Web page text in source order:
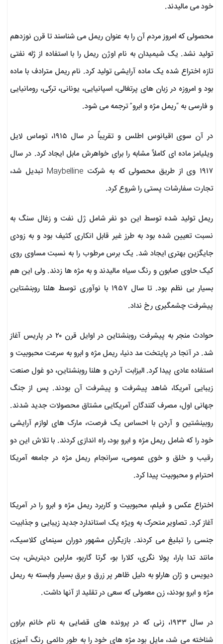
خود می مالیدند.
محصولی که امروز مردم آن را به عنوان ریمل می شناسند تا قرن نوزدهم
تولید نشد. یک شیمیدان به نام اوژن ریمل را با استفاده از ژله نفتی
تازه اختراع شده یک ماده آرایشی تولید کرد. نام ریمل مترادف با ماده
بود و امروزه در زبان های پرتغالی، اسپانیایی، یونانی، ترکی، رومانیایی
و فارسی به “ریمل مژه و ابرو” ترجمه می شود.
در آن سوی اقیانوس اطلس و تقریباً در سال ۱۹۱۵، توماس لایل
ویلیامز ماده ای کاملاً مشابه را برای خواهرش مابل ایجاد کرد. در سال
۱۹۱۷ وی از طریق محصولی که به شرکت Maybelline تبدیل شد،
تجارت سفارشات پستی را شروع کرد.
ریمل تولید شده توسط این دو نفر شامل ژل نفت و زغال سنگ به
نسبت تعیین شده بود به طرز غیر قابل انکاری کثیف بود و به زودی
جایگزین بهتری ایجاد شد. یک برس مرطوب را به نسبت مساوی روی
کیک حاوی صابون و رنگ سیاه مالیدند و به مژه ها زدند. ولی این هم
بسیار بی نظم بود. تا سال ۱۹۵۷ با نوآوری توسط هلنا روبنشتاین
پیشرفت چشمگیری رخ نداد.
حوادث منجر به پیشرفت روبنشتاین در اوایل قرن ۲۰ در پاریس آغاز
شد. در آنجا در پایتخت مد دنیا، ریمل مژه و ابرو به سرعت محبوبیت و
استفاده عادی پیدا کرد. الیزابت آردن و هلنا روبنشتاین، دو غول صنعت
زیبایی آمریکا، شاهد پیشرفت و پیشرفت آن بودند. پس از جنگ
جهانی اول، مصرف کنندگان آمریکایی مشتاق محصولات جدید شدند.
روبینشتین و آردن با احساس یک فرصت، مارک های لوازم آرایشی
خود را که شامل ریمل مژه و ابرو بود، راه اندازی کردند. با تلاش این دو
رقیب و خلق و خوی عمومی، سرانجام ریمل مژه در جامعه آمریکا
احترام و محبوبیت پیدا کرد.
اختراع عکس و فیلم، محبوبیت و کاربرد ریمل مژه و ابرو را در آمریکا
آغاز کرد. تصاویر متحرک به ویژه یک استاندارد جدید زیبایی و جذابیت
جنسی را تبلیغ می کردند. بازیگران مشهور دوران سینمای کلاسیک،
مانند تدا بارا، پولا نگری، کلارا بو، گرتا گاربو، مارلین دیتریش، بت
دیویس و ژان هارلو به دلیل ظاهر پر زرق و برق بسیار وابسته به ریمل
مژه و ابرو بودند، زن معمولی که سعی در تقلید از آنها داشت.
در سال ۱۹۳۳، زنی که در پرونده های قضایی به نام خانم براون
شناخته می شد، مایل بود مژه های خود را به طور دائمی رنگ آمیزی